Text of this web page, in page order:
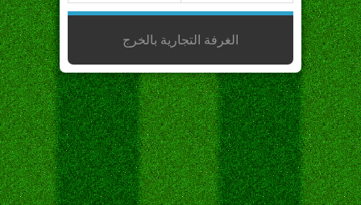
الغرفة التجارية بالخرج